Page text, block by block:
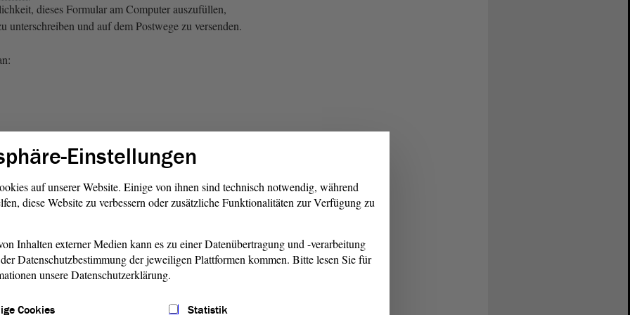
dieses Formular am Computer auszufüllen,
unterschreiben und auf dem Postwege zu versenden.
per Fax
per Fax gelten die gleichen Maßgaben wie für den
Einstellungen
auf unserer Website. Einige von ihnen sind technisch notwendig, während
diese Website zu verbessern oder zusätzliche Funktionalitäten zur Verfügung zu
Inhalten externer Medien kann es zu einer Datenübertragung und -verarbeitung
Datenschutzbestimmung der jeweiligen Plattformen kommen. Bitte lesen Sie für
unsere Datenschutzerklärung.
Cookies
Statistik